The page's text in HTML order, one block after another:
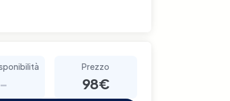
-
Prezzo
98€